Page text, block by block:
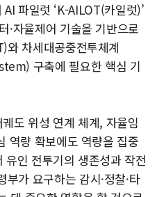
파일럿 ‘K-AILOT(카일럿)’
·자율제어 기술을 기반으로
와 차세대공중전투체계
구축에 필요한 핵심 기
도 위성 연계 체계, 자율임
역량 확보에도 역량을 집중
인 전투기의 생존성과 작전
가 요구하는 감시·정찰·타